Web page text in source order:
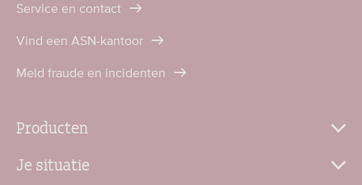
Service en contact
Vind een ASN-kantoor
Meld fraude en incidenten
Producten
Je situatie